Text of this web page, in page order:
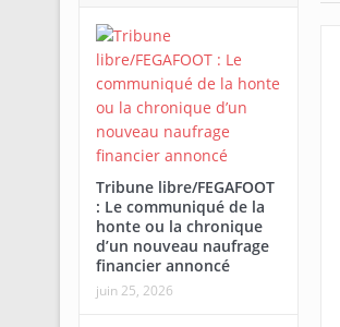
Tribune libre/FEGAFOOT
: Le communiqué de la
honte ou la chronique
d’un nouveau naufrage
financier annoncé
juin 25, 2026